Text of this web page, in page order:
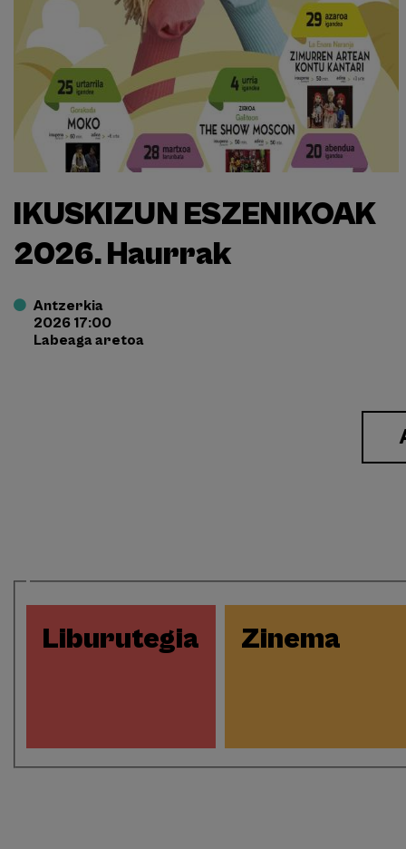
IKUSKIZUN ESZENIKOAK
2026. Haurrak
Antzerkia
2026 17:00
Labeaga aretoa
Liburutegia Zinema